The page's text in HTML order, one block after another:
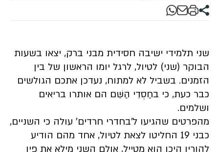
שני תלמידי ישיבה חסידית מבני ברק, יצאו בשעות
הבוקר (שני) לטיול, לרגל יומו הראשון של בין
הזמנים. בשביל לא למתוח, נעדכן אתכם הגולשים
כבר כעת, כי בחַסְדֵי הַשֵּׁם הם אותרו בריאים
ושלמים.
מהפרטים שהגיעו ל'בחדרי חרדים' עולה כי השניים,
כבני 19 החליטו לצאת לטיול, אחד מהם הודיע
להוריו היכן הוא מטייל, אולם השני מילא את פיו